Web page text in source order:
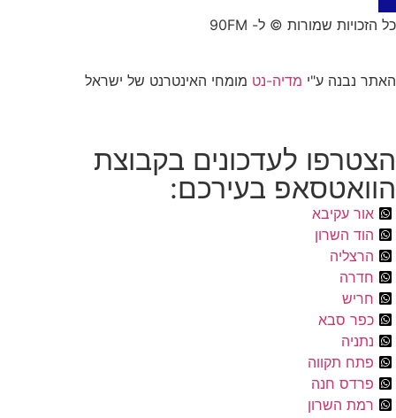
כל הזכויות שמורות © ל- 90FM
האתר נבנה ע"י מדיה-נט מומחי האינטרנט של ישראל
הצטרפו לעדכונים בקבוצת
הוואטסאפ בעירכם:
אור עקיבא
הוד השרון
הרצליה
חדרה
חריש
כפר סבא
נתניה
פתח תקווה
פרדס חנה
רמת השרון